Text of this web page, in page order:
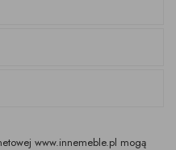
www.innemeble.pl mogą